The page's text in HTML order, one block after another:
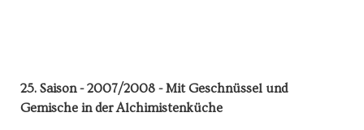
25. Saison - 2007/2008 - Mit Geschnüssel und
Gemische in der Alchimistenküche